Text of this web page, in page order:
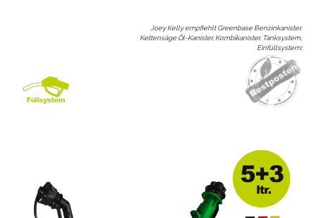
Joey Kelly empfiehlt Greenbase Benzinkanister,
Kettensäge Öl-Kanister, Kombikanister, Tanksystem,
Einfüllsystem: